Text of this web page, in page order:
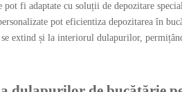
fi adaptate cu soluții de depozitare
pot eficientiza depozitarea în
extind și la interiorul dulapurilor,